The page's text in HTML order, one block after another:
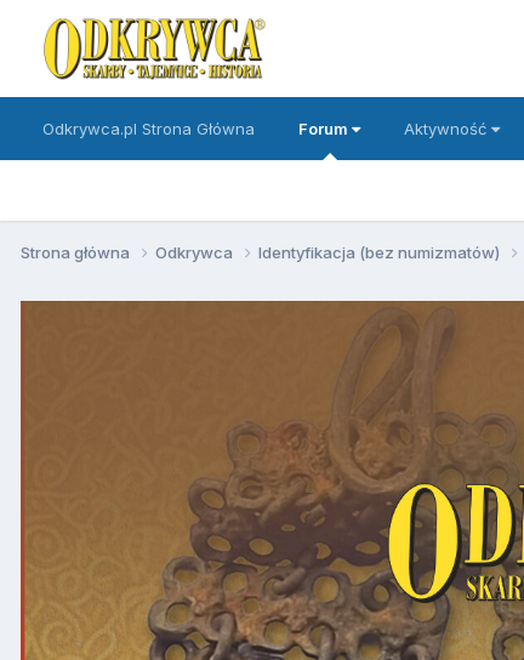
Odkrywca.pl Strona Główna Forum Aktywność
Strona główna Odkrywca Identyfikacja (bez numizmatów)